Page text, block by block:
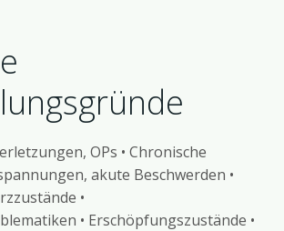
OPs • Chronische
akute Beschwerden •
•
• Erschöpfungszustände •